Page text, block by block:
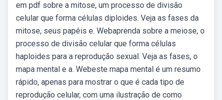
em pdf sobre a mitose, um processo de divisão
celular que forma células diploides. Veja as fases da
mitose, seus papéis e. Webaprenda sobre a meiose, o
processo de divisão celular que forma células
haploides para a reprodução sexual. Veja as fases, o
mapa mental e a. Webeste mapa mental é um resumo
rápido, apenas para mostrar o que é cada tipo de
reprodução celular, com uma ilustração de como